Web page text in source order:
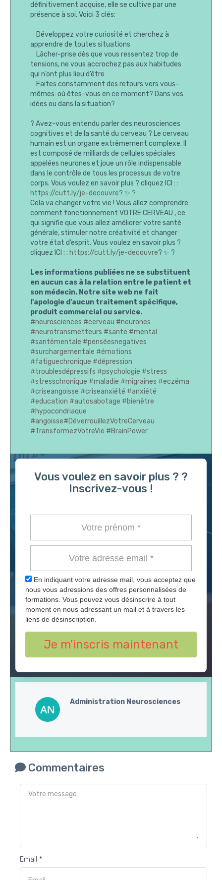
définitivement acquise, elle se cultive par une
présence à soi. Voici 3 clés:
Développez votre curiosité et cherchez à
apprendre de toutes situations
Lâcher-prise dès que vous ressentez trop de
tensions, ne vous accrochez pas aux habitudes
qui n’ont plus lieu d’être
Faites constamment des retours vers vous-
mêmes: où êtes-vous en ce moment? Dans vos
idées ou dans la situation?
? Avez-vous entendu parler des neurosciences
cognitives et de la santé du cerveau ? Le cerveau
humain est un organe extrêmement complexe. Il
est composé de milliards de cellules spéciales
appelées neurones et joue un rôle indispensable
dans le contrôle de tous les processus de votre
corps. Vous voulez en savoir plus ? cliquez ICI : :
https://cutt.ly/je-decouvre? ✨ ?
Cela va changer votre vie ! Vous allez comprendre
comment fonctionnement VOTRE CERVEAU , ce
qui signifie que vous allez améliorer votre santé
générale, stimuler notre créativité et changer
votre état d’esprit. Vous voulez en savoir plus ?
cliquez ICI : : https://cutt.ly/je-decouvre? ✨ ?
Les informations publiées ne se substituent
en aucun cas à la relation entre le patient et
son médecin. Notre site web ne fait
l'apologie d'aucun traitement spécifique,
produit commercial ou service.
#neurosciences #cerveau #neurones
#neurotransmetteurs #sante #mental
#santémentale #penséesnegatives
#surchargementale #émotions
#fatiguechronique #dépression
#troublesdépressifs #psychologie #stress
#stresschronique #maladie #migraines #eczéma
#criseangoisse #criseanxiété #anxiété
#education #autosabotage #bienêtre
#hypocondriaque
#angoisse#DéverrouillezVotreCerveau
#TransformezVotreVie #BrainPower
Vous voulez en savoir plus ? ?
Inscrivez-vous !
En indiquant votre adresse mail, vous acceptez que
nous vous adressions des offres personnalisées de
formations. Vous pouvez vous désinscrire à tout
moment en nous adressant un mail et à travers les
liens de désinscription.
Je m'inscris maintenant
Administration Neurosciences
Commentaires
Email *